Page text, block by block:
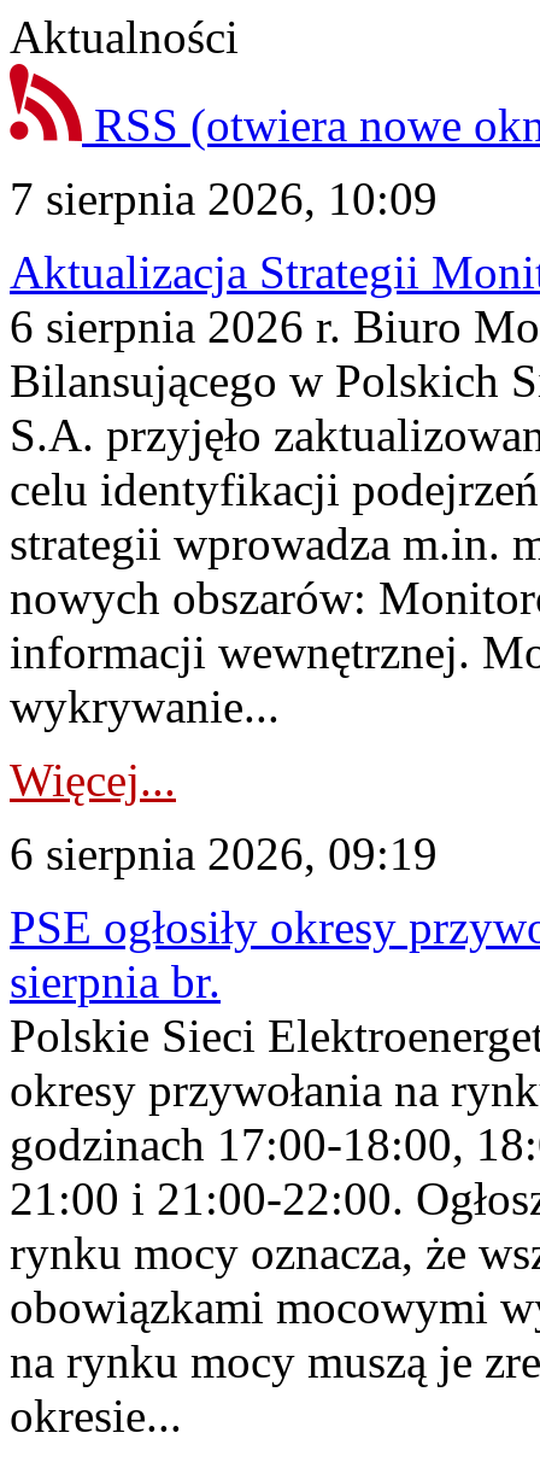
Aktualności
RSS (otwiera nowe
7 sierpnia 2026, 10:09
Aktualizacja Strategii
6 sierpnia 2026 r. Biuro
Bilansującego w Polskich
S.A. przyjęło
celu identyfikacji
strategii wprowadza m.in.
nowych obszarów:
informacji wewnętrznej.
wykrywanie...
Więcej...
6 sierpnia 2026, 09:19
PSE ogłosiły okresy
sierpnia br.
Polskie Sieci
okresy przywołania na
godzinach 17:00-18:00,
21:00 i 21:00-22:00.
rynku mocy oznacza, że
obowiązkami mocowymi
na rynku mocy muszą je
okresie...